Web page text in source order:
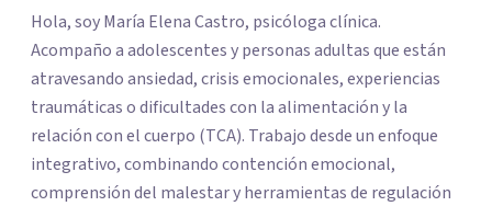
Hola, soy María Elena Castro, psicóloga clínica.
Acompaño a adolescentes y personas adultas que están
atravesando ansiedad, crisis emocionales, experiencias
traumáticas o dificultades con la alimentación y la
relación con el cuerpo (TCA). Trabajo desde un enfoque
integrativo, combinando contención emocional,
comprensión del malestar y herramientas de regulación